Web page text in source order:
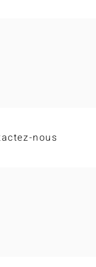
nous